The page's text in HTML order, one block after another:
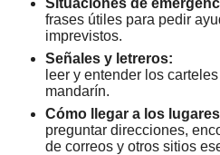
Situaciones de
frases útiles para pedir
imprevistos.
Señales y letreros:
leer y entender los
mandarín.
Cómo llegar a los
preguntar direcciones,
de correos y otros sitios